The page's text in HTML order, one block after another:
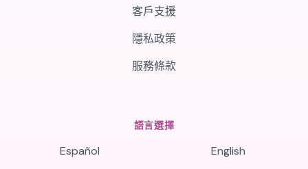
客戶支援
隱私政策
服務條款
語言選擇
Español
English